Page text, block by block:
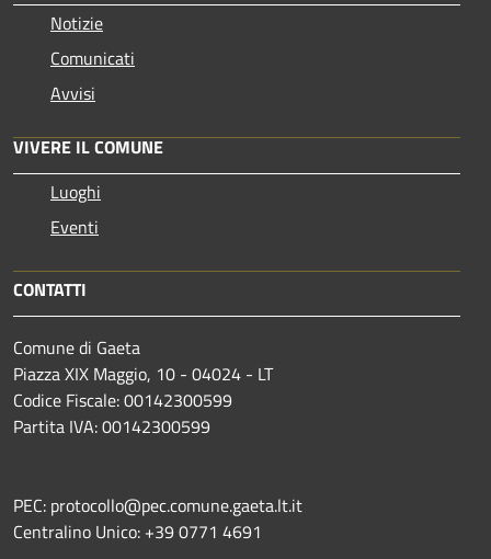
Notizie
Comunicati
Avvisi
VIVERE IL COMUNE
Luoghi
Eventi
CONTATTI
Comune di Gaeta
Piazza XIX Maggio, 10 - 04024 - LT
Codice Fiscale: 00142300599
Partita IVA: 00142300599
PEC: protocollo@pec.comune.gaeta.lt.it
Centralino Unico: +39 0771 4691